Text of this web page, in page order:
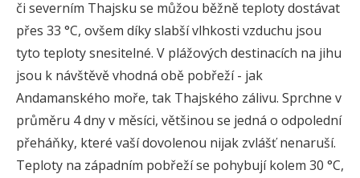
či severním Thajsku se můžou běžně teploty dostávat
přes 33 °C, ovšem díky slabší vlhkosti vzduchu jsou
tyto teploty snesitelné. V plážových destinacích na jihu
jsou k návštěvě vhodná obě pobřeží - jak
Andamanského moře, tak Thajského zálivu. Sprchne v
průměru 4 dny v měsíci, většinou se jedná o odpolední
přeháňky, které vaší dovolenou nijak zvlášť nenaruší.
Teploty na západním pobřeží se pohybují kolem 30 °C,